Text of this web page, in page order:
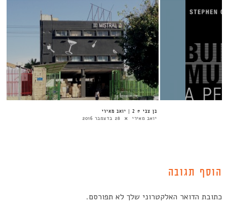
בן צבי # 2 | יואב מאירי
יואב מאירי 28 בדצמבר 2016
הוסף תגובה
כתובת הדואר האלקטרוני שלך לא תפורסם.